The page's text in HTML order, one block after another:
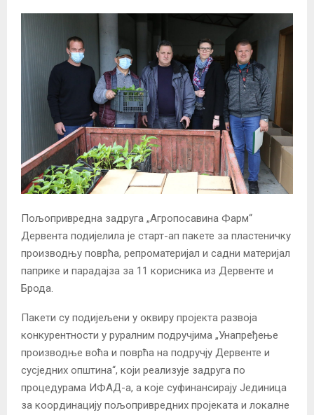
Пољопривредна задруга „Агропосавина Фарм“
Дервента подијелила је старт-ап пакете за пластеничку
производњу поврћа, репроматеријал и садни материјал
паприке и парадајза за 11 корисника из Дервенте и
Брода.
Пакети су подијељени у оквиру пројекта развоја
конкурентности у руралним подручјима „Унапређење
производње воћа и поврћа на подручју Дервенте и
сусједних општина“, који реализује задруга по
процедурама ИФАД-а, а које суфинансирају Јединица
за координацију пољопривредних пројеката и локалне